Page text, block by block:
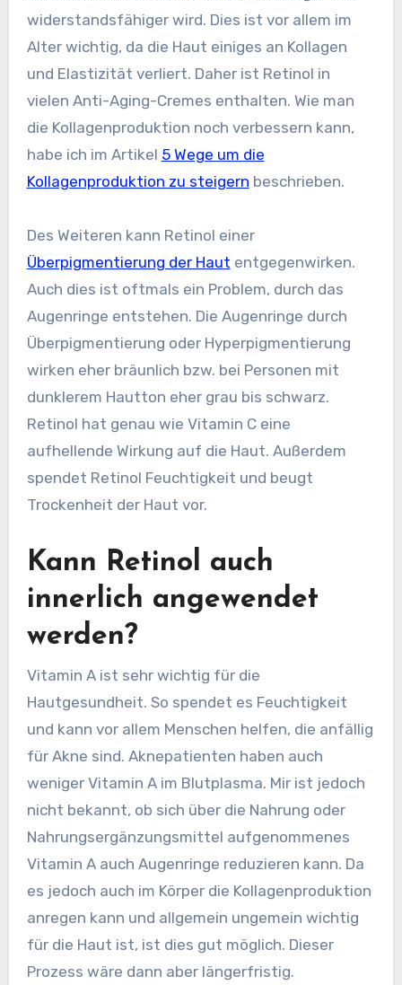
widerstandsfähiger wird. Dies ist vor allem im
Alter wichtig, da die Haut einiges an Kollagen
und Elastizität verliert. Daher ist Retinol in
vielen Anti-Aging-Cremes enthalten. Wie man
die Kollagenproduktion noch verbessern kann,
habe ich im Artikel 5 Wege um die
Kollagenproduktion zu steigern beschrieben.
Des Weiteren kann Retinol einer
Überpigmentierung der Haut entgegenwirken.
Auch dies ist oftmals ein Problem, durch das
Augenringe entstehen. Die Augenringe durch
Überpigmentierung oder Hyperpigmentierung
wirken eher bräunlich bzw. bei Personen mit
dunklerem Hautton eher grau bis schwarz.
Retinol hat genau wie Vitamin C eine
aufhellende Wirkung auf die Haut. Außerdem
spendet Retinol Feuchtigkeit und beugt
Trockenheit der Haut vor.
Kann Retinol auch
innerlich angewendet
werden?
Vitamin A ist sehr wichtig für die
Hautgesundheit. So spendet es Feuchtigkeit
und kann vor allem Menschen helfen, die anfällig
für Akne sind. Aknepatienten haben auch
weniger Vitamin A im Blutplasma. Mir ist jedoch
nicht bekannt, ob sich über die Nahrung oder
Nahrungsergänzungsmittel aufgenommenes
Vitamin A auch Augenringe reduzieren kann. Da
es jedoch auch im Körper die Kollagenproduktion
anregen kann und allgemein ungemein wichtig
für die Haut ist, ist dies gut möglich. Dieser
Prozess wäre dann aber längerfristig.